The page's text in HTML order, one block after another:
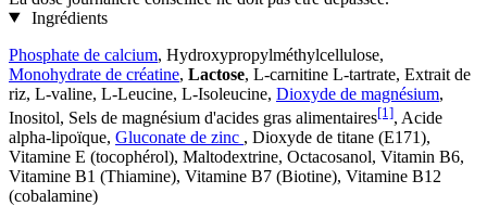
Ingrédients
Phosphate de calcium, Hydroxypropylméthylcellulose,
Monohydrate de créatine, Lactose, L-carnitine L-tartrate, Extrait de
riz, L-valine, L-Leucine, L-Isoleucine, Dioxyde de magnésium,
Inositol, Sels de magnésium d'acides gras alimentaires[1], Acide
alpha-lipoïque, Gluconate de zinc , Dioxyde de titane (E171),
Vitamine E (tocophérol), Maltodextrine, Octacosanol, Vitamin B6,
Vitamine B1 (Thiamine), Vitamine B7 (Biotine), Vitamine B12
(cobalamine)